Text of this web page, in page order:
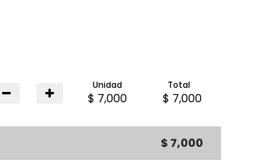
Unidad
$ 7,000
Total
$ 7,000
$ 7,000